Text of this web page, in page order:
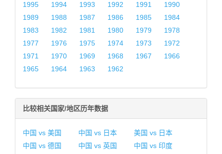
1995
1994 1993 1992 1991
1990
1989
1988 1987 1986 1985
1984
1983
1982 1981 1980 1979
1978
1977
1976 1975 1974 1973
1972
1971
1970 1969 1968 1967
1966
1965
1964 1963 1962
比较相关国家/地区历年数据
中国 vs 美国 中国 vs 日本
美国 vs 日本
中国 vs 德国
中国 vs 英国
中国 vs 印度